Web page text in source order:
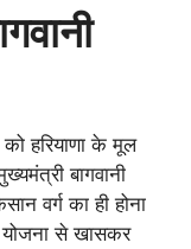
हरियाणा के मूल
बागवानी
वर्ग का ही होना
योजना से खासकर